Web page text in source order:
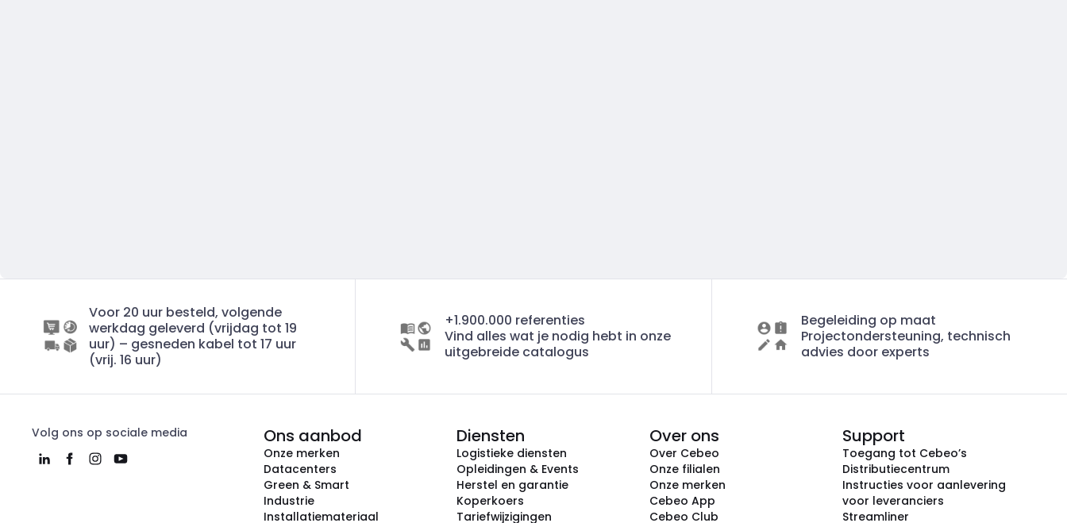
Voor 20 uur besteld, volgende
werkdag geleverd (vrijdag tot 19
uur) – gesneden kabel tot 17 uur
(vrij. 16 uur)
+1.900.000 referenties
Vind alles wat je nodig hebt in onze
uitgebreide catalogus
Begeleiding op maat
Projectondersteuning, technisch
advies door experts
Volg ons op sociale media Ons aanbod
Onze merken
Datacenters
Green & Smart
Industrie
Installatiemateriaal
Diensten
Logistieke diensten
Opleidingen & Events
Herstel en garantie
Koperkoers
Tariefwijzigingen
Over ons
Over Cebeo
Onze filialen
Onze merken
Cebeo App
Cebeo Club
Support
Toegang tot Cebeo’s
Distributiecentrum
Instructies voor aanlevering
voor leveranciers
Streamliner